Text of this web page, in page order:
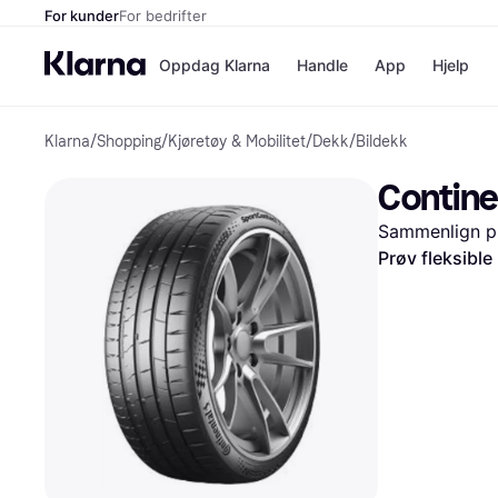
For kunderFor bedrifter
Oppdag Klarna
Betal nå
Betal i 3
Betal innen
Finansiering
Handle App Hjelp
Klarna/Shopping/Kjøretøy & Mobilitet/Dekk/Bildekk
Sammenlign
Prøv